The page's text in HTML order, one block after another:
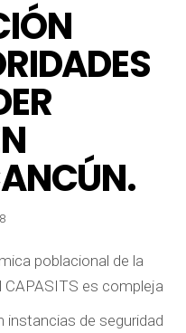
poblacional de la
CAPASITS es compleja
de seguridad